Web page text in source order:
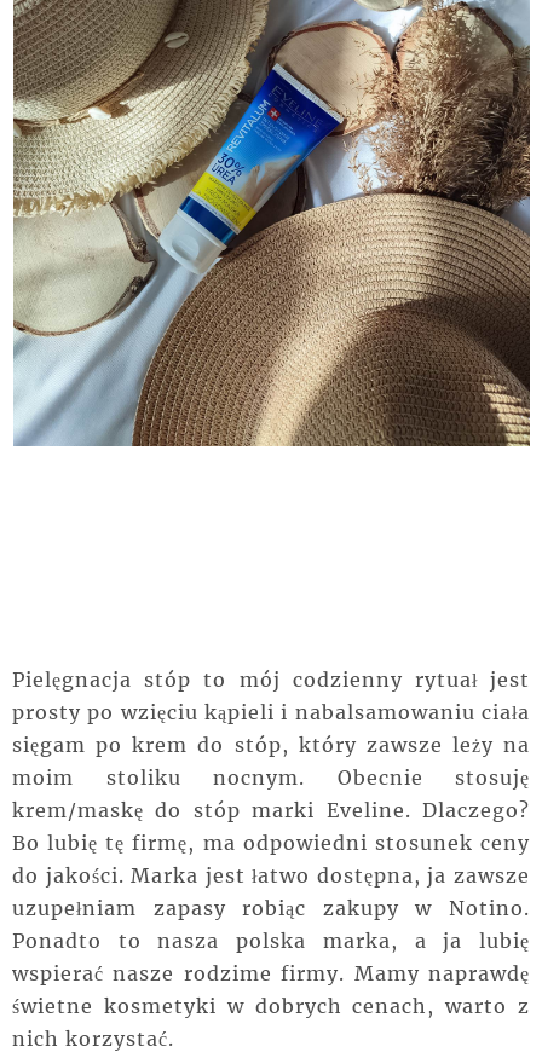
Pielęgnacja stóp to mój codzienny rytuał jest
prosty po wzięciu kąpieli i nabalsamowaniu ciała
sięgam po krem do stóp, który zawsze leży na
moim stoliku nocnym. Obecnie stosuję
krem/maskę do stóp marki Eveline. Dlaczego?
Bo lubię tę firmę, ma odpowiedni stosunek ceny
do jakości. Marka jest łatwo dostępna, ja zawsze
uzupełniam zapasy robiąc zakupy w Notino.
Ponadto to nasza polska marka, a ja lubię
wspierać nasze rodzime firmy. Mamy naprawdę
świetne kosmetyki w dobrych cenach, warto z
nich korzystać.